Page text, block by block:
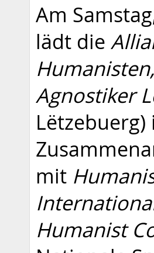
Am
lädt die
Agnostiker
Lëtzebuerg)
mit
Humanist